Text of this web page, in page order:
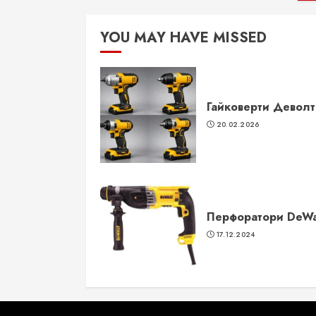
YOU MAY HAVE MISSED
Гайковерти Деволт
20.02.2026
Перфоратори
17.12.2024